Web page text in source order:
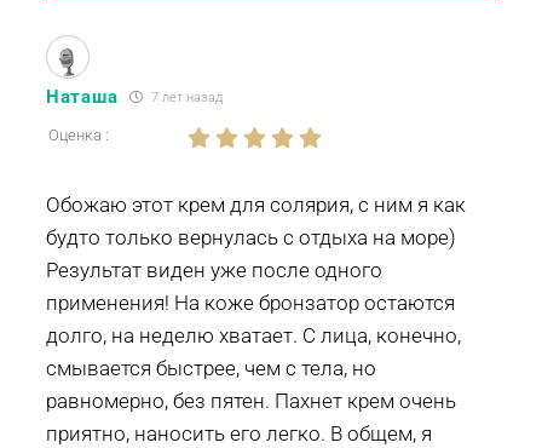
Наташа 7 лет назад
Оценка :
Обожаю этот крем для солярия, с ним я как
будто только вернулась с отдыха на море)
Результат виден уже после одного
применения! На коже бронзатор остаются
долго, на неделю хватает. С лица, конечно,
смывается быстрее, чем с тела, но
равномерно, без пятен. Пахнет крем очень
приятно, наносить его легко. В общем, я